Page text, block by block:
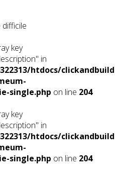
key
in
htdocs/
single.php on line 204
key
in
htdocs/
single.php on line 204